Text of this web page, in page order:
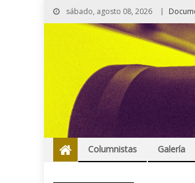
sábado, agosto 08, 2026
Columnistas Galería